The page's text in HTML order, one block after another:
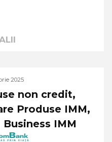
2025
non credit,
Produse IMM,
IMM